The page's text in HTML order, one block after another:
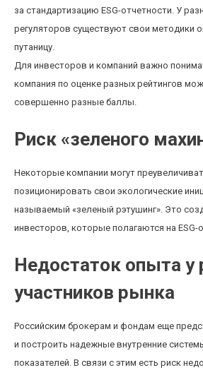
за стандартизацию ESG-отчетности. У
регуляторов существуют свои методики
путаницу.
Для инвесторов и компаний важно
компания по оценке разных рейтингов
совершенно разные баллы.
Риск «зеленого
Некоторые компании могут
позиционировать свои экологические
называемый «зеленый рэтушинг». Это
инвесторов, которые полагаются на ESG-
Недостаток опыта у
участников рынка
Российским брокерам и фондам еще
и построить надежные внутренние
показателей. В связи с этим есть риск